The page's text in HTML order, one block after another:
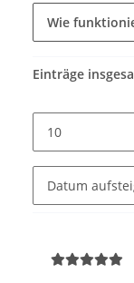
Wie
Einträge